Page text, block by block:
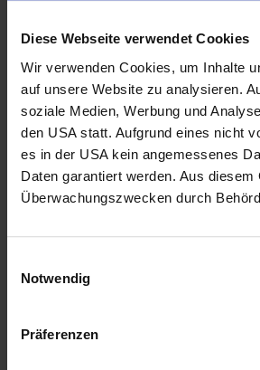
Diese Webseite verwendet Cookies
Wir verwenden Cookies, um Inhalte
auf unsere Website zu analysieren.
soziale Medien, Werbung und
den USA statt. Aufgrund eines nicht
es in der USA kein angemessenes
Daten garantiert werden. Aus
Überwachungszwecken durch
Notwendig
Präferenzen